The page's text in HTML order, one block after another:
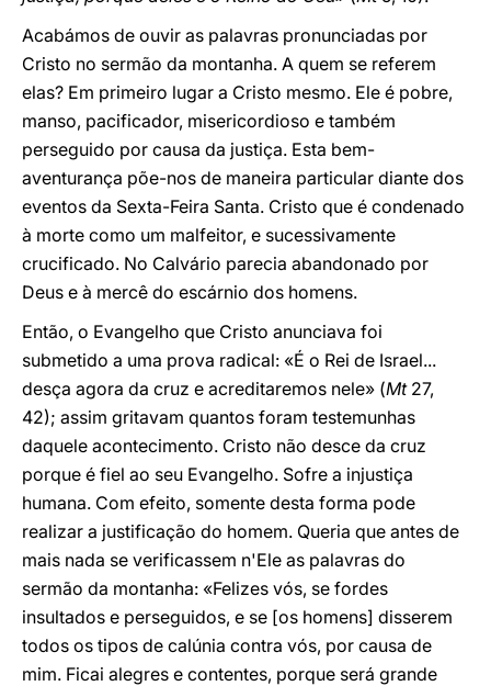
Acabámos de ouvir as palavras pronunciadas por
Cristo no sermão da montanha. A quem se referem
elas? Em primeiro lugar a Cristo mesmo. Ele é pobre,
manso, pacificador, misericordioso e também
perseguido por causa da justiça. Esta bem-
aventurança põe-nos de maneira particular diante dos
eventos da Sexta-Feira Santa. Cristo que é condenado
à morte como um malfeitor, e sucessivamente
crucificado. No Calvário parecia abandonado por
Deus e à mercê do escárnio dos homens.
Então, o Evangelho que Cristo anunciava foi
submetido a uma prova radical: «É o Rei de Israel...
desça agora da cruz e acreditaremos nele» (Mt27,
42); assim gritavam quantos foram testemunhas
daquele acontecimento. Cristo não desce da cruz
porque é fiel ao seu Evangelho. Sofre a injustiça
humana. Com efeito, somente desta forma pode
realizar a justificação do homem. Queria que antes de
mais nada se verificassem n'Ele as palavras do
sermão da montanha: «Felizes vós, se fordes
insultados e perseguidos, e se [os homens] disserem
todos os tipos de calúnia contra vós, por causa de
mim. Ficai alegres e contentes, porque será grande